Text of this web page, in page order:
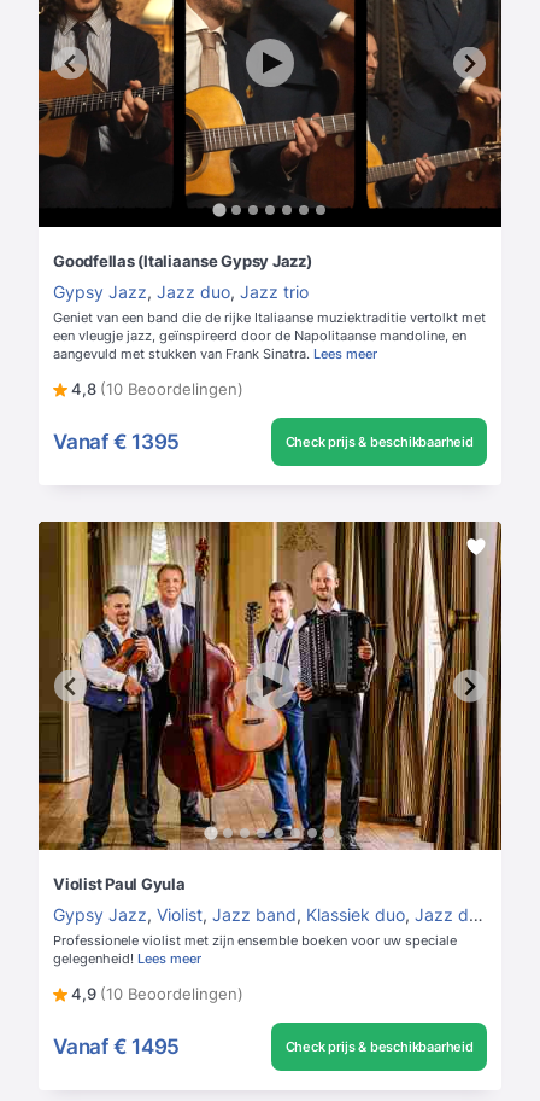
Goodfellas (Italiaanse Gypsy Jazz)
Gypsy Jazz, Jazz duo, Jazz trio
Geniet van een band die de rijke Italiaanse muziektraditie vertolkt met
een vleugje jazz, geïnspireerd door de Napolitaanse mandoline, en
aangevuld met stukken van Frank Sinatra. Lees meer
4,8 (10 Beoordelingen)
Vanaf € 1395 Check prijs & beschikbaarheid
Violist Paul Gyula
Gypsy Jazz, Violist, Jazz band, Klassiek duo, Jazz duo
Professionele violist met zijn ensemble boeken voor uw speciale
gelegenheid! Lees meer
4,9 (10 Beoordelingen)
Vanaf € 1495 Check prijs & beschikbaarheid